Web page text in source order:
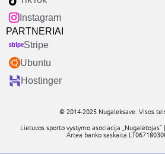
Instagram
PARTNERIAI
Stripe
Ubuntu
Hostinger
© 2014-2025 Nugaleksave. Visos
Lietuvos sporto vystymo asociacija
Artea banko saskaita